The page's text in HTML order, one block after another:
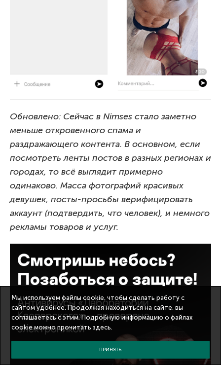
Обновлено: Сейчас в Nimses стало заметно
меньше откровенного спама и
раздражающего контента. В основном, если
посмотреть ленты постов в разных регионах и
городах, то всё выглядит примерно
одинаково. Масса фотографий красивых
девушек, посты-просьбы верифицировать
аккаунт (подтвердить, что человек), и немного
рекламы товаров и услуг.
Мы используем файлы cookie, чтобы сделать работу с
сайтом удобнее. Продолжая находиться на сайте, вы
соглашаетесь с этим. Подробную информацию о файлах
cookie можно прочитатьздесь.
ПРИНЯТЬ